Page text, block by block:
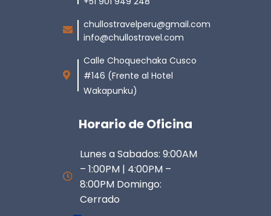
chullostravelperu@gmail.com
info@chullostravel.com
Calle Choquechaka Cusco
#146 (Frente al Hotel
Wakapunku)
Horario de Oficina
Lunes a Sabados: 9:00AM
– 1:00PM | 4:00PM –
8:00PM Domingo:
Cerrado